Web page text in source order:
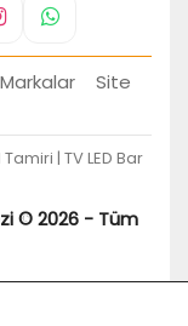
Markalar
Site
| TV LED Bar
© 2026 - Tüm